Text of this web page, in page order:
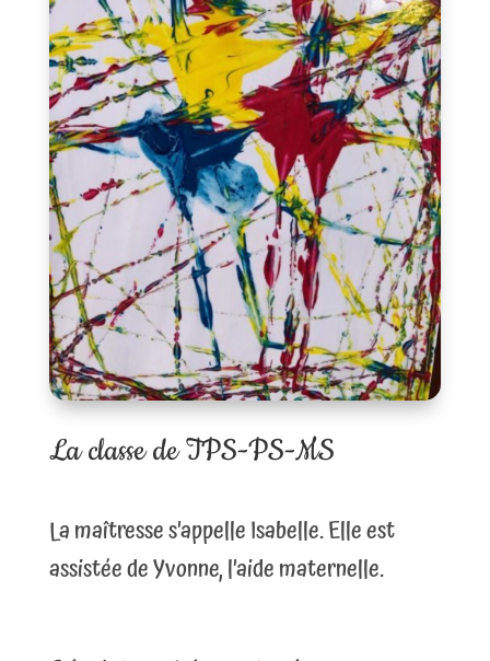
La classe de TPS-PS-MS
La maîtresse s’appelle Isabelle. Elle est
assistée de Yvonne, l’aide maternelle.